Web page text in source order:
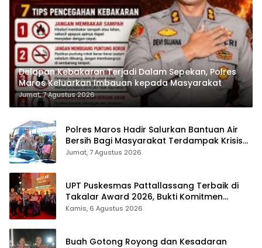
Delapan Kebakaran Terjadi Dalam Sepekan, Polres
Maros Keluarkan Imbauan kepada Masyarakat
Jumat, 7 Agustus 2026
Polres Maros Hadir Salurkan Bantuan Air
Bersih Bagi Masyarakat Terdampak Krisis
Air Bersih Di Maros
Jumat, 7 Agustus 2026
UPT Puskesmas Pattallassang Terbaik di
Takalar Award 2026, Bukti Komitmen
Hadirkan Pelayanan Kesehatan Berkualitas
Kamis, 6 Agustus 2026
Buah Gotong Royong dan Kesadaran